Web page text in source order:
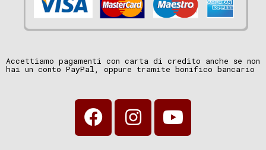
Accettiamo pagamenti con carta di credito anche se non
hai un conto PayPal, oppure tramite bonifico bancario